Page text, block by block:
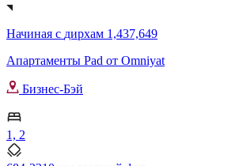
Начиная с дирхам 1,437,649
Апартаменты Pad от Omniyat
Бизнес-Бэй
1, 2